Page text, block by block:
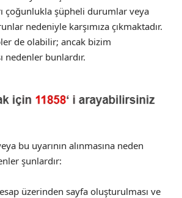
çoğunlukla şüpheli durumlar veya
nedeniyle karşımıza çıkmaktadır.
de olabilir; ancak bizim
nedenler bunlardır.
bu uyarının alınmasına neden
şunlardır:
üzerinden sayfa oluşturulması ve